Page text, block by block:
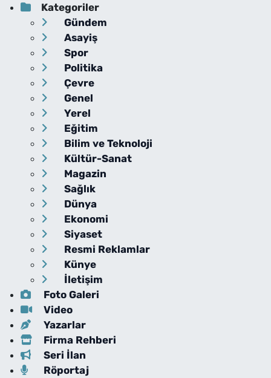
Kategoriler
Gündem
Asayiş
Spor
Politika
Çevre
Genel
Yerel
Eğitim
Bilim ve Teknoloji
Kültür-Sanat
Magazin
Sağlık
Dünya
Ekonomi
Siyaset
Resmi Reklamlar
Künye
İletişim
Foto Galeri
Video
Yazarlar
Firma Rehberi
Seri İlan
Röportaj